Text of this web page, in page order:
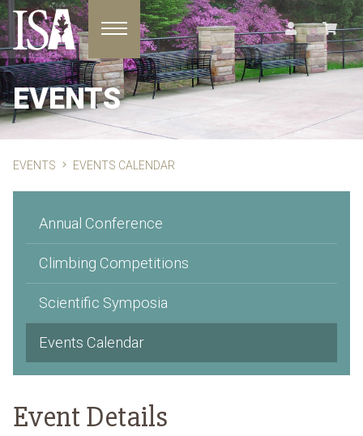
Toggle navigation
EVENTS
EVENTS EVENTS CALENDAR
Event Details
Annual Conference
Climbing Competitions
Scientific Symposia
Events Calendar